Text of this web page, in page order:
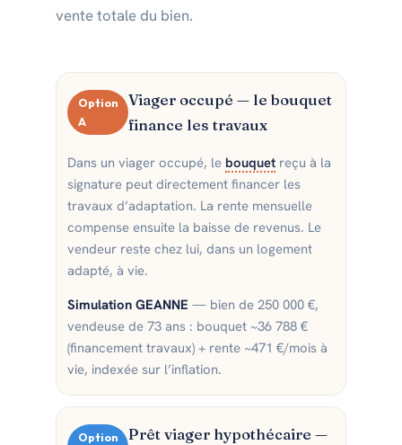
vente totale du bien.
Option
A
Viager occupé — le bouquet
finance les travaux
Dans un viager occupé, le bouquet reçu à la
signature peut directement financer les
travaux d’adaptation. La rente mensuelle
compense ensuite la baisse de revenus. Le
vendeur reste chez lui, dans un logement
adapté, à vie.
Simulation GEANNE — bien de 250 000 €,
vendeuse de 73 ans : bouquet ~36 788 €
(financement travaux) + rente ~471 €/mois à
vie, indexée sur l’inflation.
Option
Prêt viager hypothécaire —